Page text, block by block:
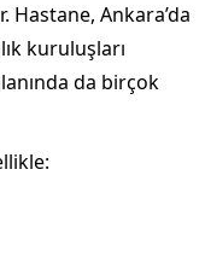
Hastane, Ankara’da
kuruluşları
da birçok